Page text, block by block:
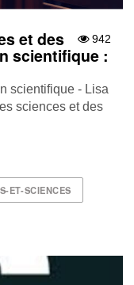
942
et des
scientifique :
scientifique - Lisa
sciences et des
ET-SCIENCES